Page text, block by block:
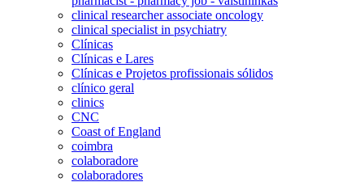
clinical researcher associate oncology
clinical specialist in psychiatry
Clínicas
Clínicas e Lares
Clínicas e Projetos profissionais sólidos
clínico geral
clinics
CNC
Coast of England
coimbra
colaboradore
colaboradores